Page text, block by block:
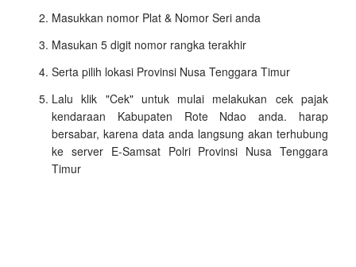
Masukkan nomor Plat & Nomor Seri anda
Masukan 5 digit nomor rangka terakhir
Serta pilih lokasi Provinsi Nusa Tenggara Timur
Lalu klik "Cek" untuk mulai melakukan cek pajak
kendaraan Kabupaten Rote Ndao anda. harap
bersabar, karena data anda langsung akan terhubung
ke server E-Samsat Polri Provinsi Nusa Tenggara
Timur